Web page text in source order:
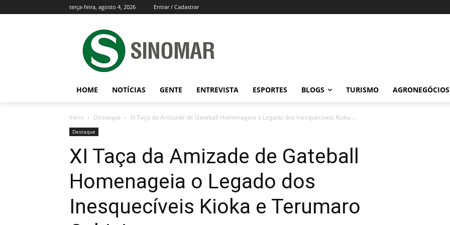
terça-feira, agosto 4, 2026 Entrar / Cadastrar
HOME NOTÍCIAS GENTE ENTREVISTA ESPORTES BLOGS TURISMO AGRONEGÓCIOS
Início Destaque XI Taça da Amizade de Gateball Homenageia o Legado dos Inesquecíveis Kioka...
Destaque
XI Taça da Amizade de Gateball
Homenageia o Legado dos
Inesquecíveis Kioka e Terumaro